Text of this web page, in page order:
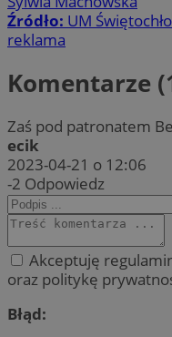
Źródło: UM
reklama
Komentarze
Zaś pod patronatem
ecik
2023-04-21 o 12:06
-2 Odpowiedz
Akceptuję
oraz politykę
Błąd: